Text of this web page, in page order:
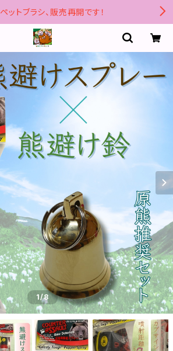
ペットブラシ、販売再開です！
1/8